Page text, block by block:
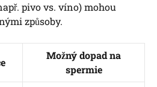
pivo vs. víno) mohou
způsoby.
Možný dopad na
spermie